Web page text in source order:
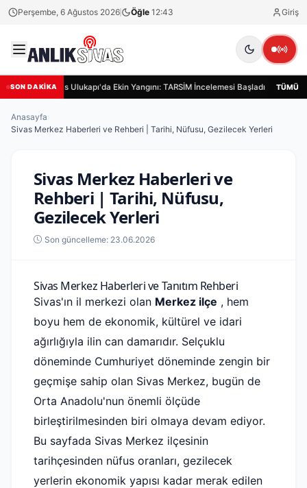
Perşembe, 6 Ağustos 2026 Öğle 12:43 Giriş
SON DAKİKASivas Ulukapı'da Ekin Yangını: TARSİM İncelemesi Başladı TÜMÜ
Anasayfa
Sivas Merkez Haberleri ve Rehberi | Tarihi, Nüfusu, Gezilecek Yerleri
Sivas Merkez Haberleri ve
Rehberi | Tarihi, Nüfusu,
Gezilecek Yerleri
Son güncelleme: 23.06.2026
Sivas Merkez Haberleri ve Tanıtım Rehberi
Sivas'ın il merkezi olan Merkez ilçe , hem
boyu hem de ekonomik, kültürel ve idari
ağırlığıyla ilin can damarıdır. Selçuklu
döneminde Cumhuriyet döneminde zengin bir
geçmişe sahip olan Sivas Merkez, bugün de
Orta Anadolu'nun önemli ölçüde
birleştirilmesinden biri olmaya devam ediyor.
Bu sayfada Sivas Merkez ilçesinin
tarihçesinden nüfus oranları, gezilecek
yerlerin ekonomik yapısı kadar merak edilen